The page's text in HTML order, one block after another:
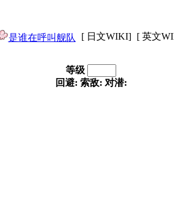
是谁在呼叫舰队 [ 日文WIKI] [ 英文
等级
回避: 索敌: 对潜: